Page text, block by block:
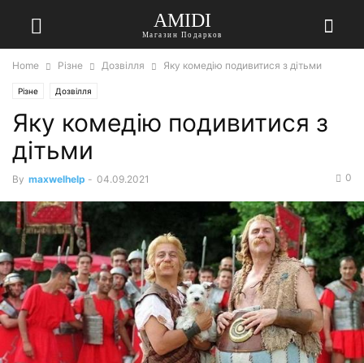
AMIDI
Магазин Подарков
Home Різне Дозвілля Яку комедію подивитися з дітьми
Різне Дозвілля
Яку комедію подивитися з
дітьми
By maxwelhelp - 04.09.2021 0